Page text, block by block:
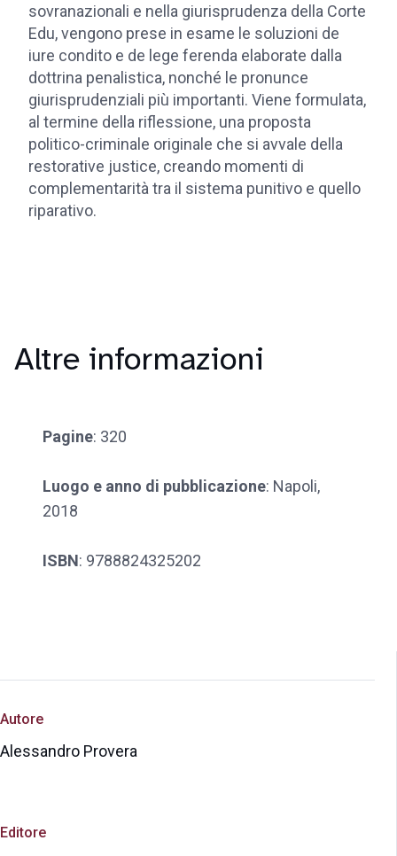
Autore
Alessandro Provera
Editore
sovranazionali e nella giurisprudenza della Corte
Edu, vengono prese in esame le soluzioni de
iure condito e de lege ferenda elaborate dalla
dottrina penalistica, nonché le pronunce
giurisprudenziali più importanti. Viene formulata,
al termine della riflessione, una proposta
politico-criminale originale che si avvale della
restorative justice, creando momenti di
complementarità tra il sistema punitivo e quello
riparativo.
Altre informazioni
Pagine: 320
Luogo e anno di pubblicazione: Napoli,
2018
ISBN: 9788824325202